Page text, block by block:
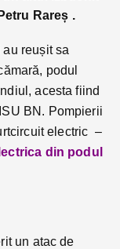
Rareș .
reușit sa
podul
acesta fiind
BN. Pompierii
electric –
din podul
un atac de